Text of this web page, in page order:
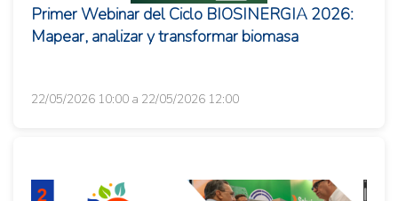
Primer Webinar del Ciclo BIOSINERGIA 2026:
Mapear, analizar y transformar biomasa
22/05/2026 10:00 a 22/05/2026 12:00